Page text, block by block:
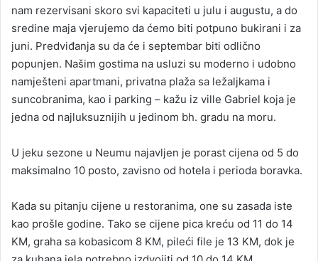
nam rezervisani skoro svi kapaciteti u julu i augustu, a do
sredine maja vjerujemo da ćemo biti potpuno bukirani i za
juni. Predviđanja su da će i septembar biti odlično
popunjen. Našim gostima na usluzi su moderno i udobno
namješteni apartmani, privatna plaža sa ležaljkama i
suncobranima, kao i parking – kažu iz ville Gabriel koja je
jedna od najluksuznijih u jedinom bh. gradu na moru.
U jeku sezone u Neumu najavljen je porast cijena od 5 do
maksimalno 10 posto, zavisno od hotela i perioda boravka.
Kada su pitanju cijene u restoranima, one su zasada iste
kao prošle godine. Tako se cijene pica kreću od 11 do 14
KM, graha sa kobasicom 8 KM, pileći file je 13 KM, dok je